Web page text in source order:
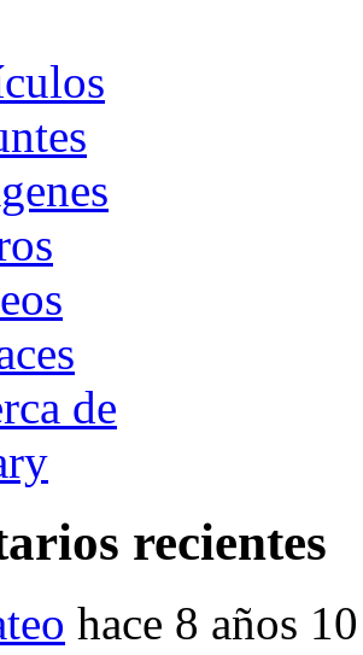
de
recientes
hace 8 años